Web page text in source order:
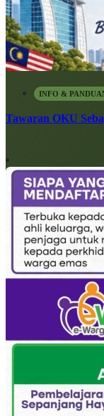
INFO &
Tawaran OKU